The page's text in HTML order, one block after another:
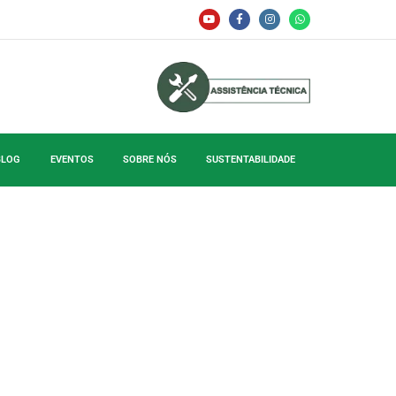
EVENTOS SOBRE NÓS SUSTENTABILIDADE